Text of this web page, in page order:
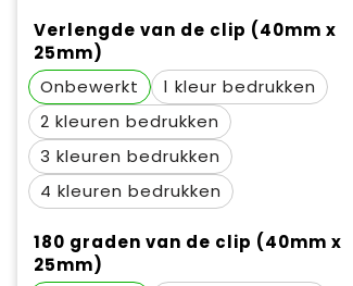
Verlengde van de clip (40mm x
25mm)
Onbewerkt
1
2
3
4
180 graden van de clip (40mm x
25mm)